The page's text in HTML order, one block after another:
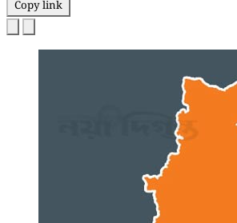
Copy link